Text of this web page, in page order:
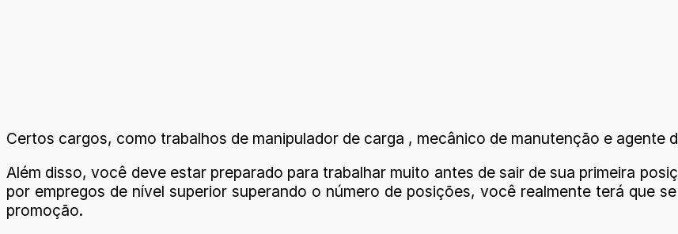
Certos cargos, como trabalhos de manipulador de carga , mecânico de manutenção e agente
Além disso, você deve estar preparado para trabalhar muito antes de sair de sua primeira
por empregos de nível superior superando o número de posições, você realmente terá que
promoção.